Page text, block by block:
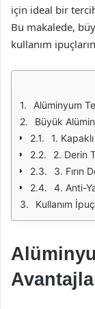
için ideal bir
Bu makalede,
kullanım
Alüminyum
Büyük
1.
2. Derin
3. Fırın
4. Anti-
Kullanım